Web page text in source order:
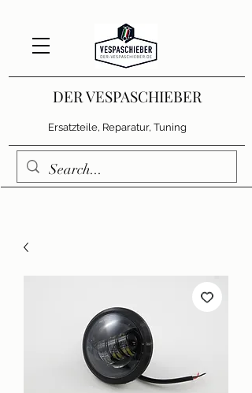
DER VESPASCHIEBER
Ersatzteile, Reparatur, Tuning